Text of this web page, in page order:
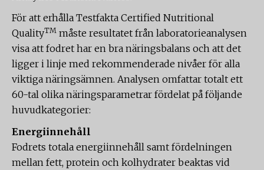
För att erhålla Testfakta Certified Nutritional
QualityTM måste resultatet från laboratorieanalysen
visa att fodret har en bra näringsbalans och att det
ligger i linje med rekommenderade nivåer för alla
viktiga näringsämnen. Analysen omfattar totalt ett
60-tal olika näringsparametrar fördelat på följande
huvudkategorier:
Energiinnehåll
Fodrets totala energiinnehåll samt fördelningen
mellan fett, protein och kolhydrater beaktas vid